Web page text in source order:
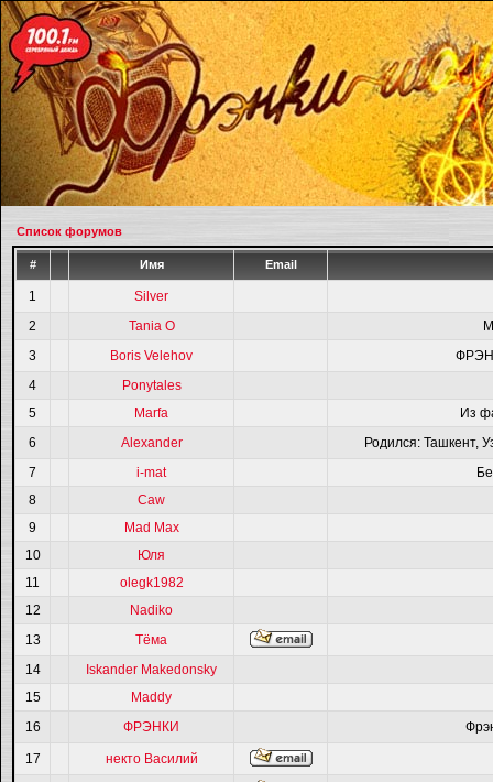
Список форумов
# Имя Email
1
Silver
2
Tania O
3
Boris Velehov
4
Ponytales
5
Marfa
Из
6
Alexander
Родился: Ташкент,
7
i-mat
8
Caw
9
Mad Max
10
Юля
11
olegk1982
12
Nadiko
13
Тёма
14
Iskander Makedonsky
15
Maddy
16
ФРЭНКИ
17 некто Василий